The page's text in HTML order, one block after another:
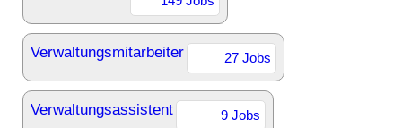
Verwaltungsmitarbeiter 27 Jobs
Verwaltungsassistent 9 Jobs